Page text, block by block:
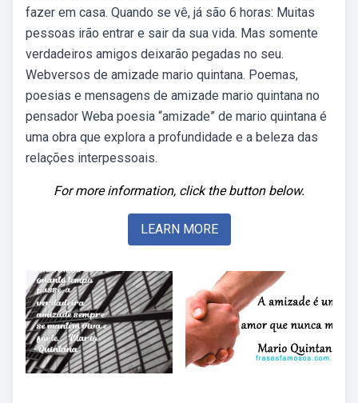
fazer em casa. Quando se vê, já são 6 horas: Muitas
pessoas irão entrar e sair da sua vida. Mas somente
verdadeiros amigos deixarão pegadas no seu.
Webversos de amizade mario quintana. Poemas,
poesias e mensagens de amizade mario quintana no
pensador Weba poesia “amizade” de mario quintana é
uma obra que explora a profundidade e a beleza das
relações interpessoais.
For more information, click the button below.
LEARN MORE